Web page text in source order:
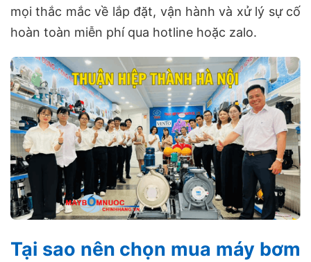
mọi thắc mắc về lắp đặt, vận hành và xử lý sự cố
hoàn toàn miễn phí qua hotline hoặc zalo.
Tại sao nên chọn mua máy bơm